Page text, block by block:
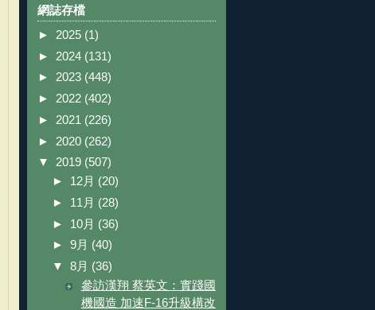
網誌存檔
► 2025 (1)
► 2024 (131)
► 2023 (448)
► 2022 (402)
► 2021 (226)
► 2020 (262)
▼ 2019 (507)
► 12月 (20)
► 11月 (28)
► 10月 (36)
► 9月 (40)
▼ 8月 (36)
參訪漢翔 蔡英文：實踐國
機國造 加速F-16升級構改